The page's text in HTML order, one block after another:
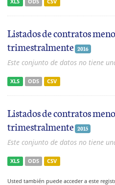
Listados de contratos
trimestralmente 2016
Este conjunto de datos no tiene
XLS ODS CSV
Listados de contratos
trimestralmente 2015
Este conjunto de datos no tiene
XLS ODS CSV
Usted también puede acceder a este